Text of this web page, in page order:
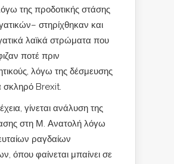
της προδοτικής στάσης
στηρίχθηκαν και
λαϊκά στρώματα που
ποτέ πριν
λόγω της δέσμευσης
σκληρό Brexit.
γίνεται ανάλυση της
στη Μ. Ανατολή λόγω
ραγδαίων
όπου φαίνεται μπαίνει σε